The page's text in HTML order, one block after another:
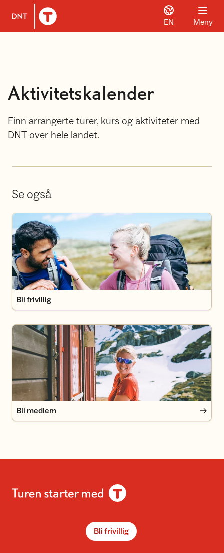
Til DNT.no forside
EN Meny
Aktivitetskalender
Finn arrangerte turer, kurs og aktiviteter med
DNT over hele landet.
Se også
Bli frivillig
Bli frivillig
Bli medlem
Bli medlem
Bli frivillig